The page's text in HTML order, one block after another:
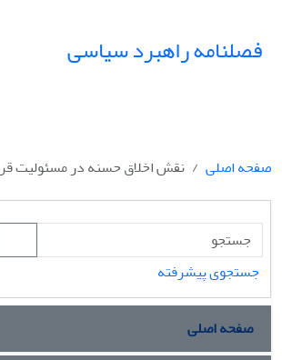
فصلنامه راهبرد سیاسی
صفحه اصلی نقش اخلاق حسنه در مسئولیت
جستجوی پیشرفته
صفحه اصلی